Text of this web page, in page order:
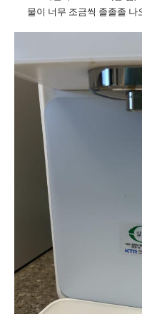
물이 너무 조금씩 졸졸졸